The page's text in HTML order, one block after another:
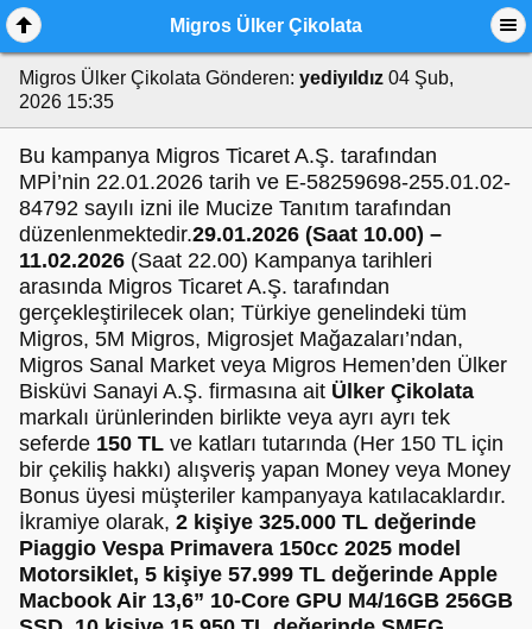
Migros Ülker Çikolata
Migros Ülker Çikolata Gönderen: yediyıldız 04 Şub,
2026 15:35
Bu kampanya Migros Ticaret A.Ş. tarafından
MPİ’nin 22.01.2026 tarih ve E-58259698-255.01.02-
84792 sayılı izni ile Mucize Tanıtım tarafından
düzenlenmektedir.29.01.2026 (Saat 10.00) –
11.02.2026 (Saat 22.00) Kampanya tarihleri
arasında Migros Ticaret A.Ş. tarafından
gerçekleştirilecek olan; Türkiye genelindeki tüm
Migros, 5M Migros, Migrosjet Mağazaları’ndan,
Migros Sanal Market veya Migros Hemen’den Ülker
Bisküvi Sanayi A.Ş. firmasına ait Ülker Çikolata
markalı ürünlerinden birlikte veya ayrı ayrı tek
seferde 150 TL ve katları tutarında (Her 150 TL için
bir çekiliş hakkı) alışveriş yapan Money veya Money
Bonus üyesi müşteriler kampanyaya katılacaklardır.
İkramiye olarak, 2 kişiye 325.000 TL değerinde
Piaggio Vespa Primavera 150cc 2025 model
Motorsiklet, 5 kişiye 57.999 TL değerinde Apple
Macbook Air 13,6” 10-Core GPU M4/16GB 256GB